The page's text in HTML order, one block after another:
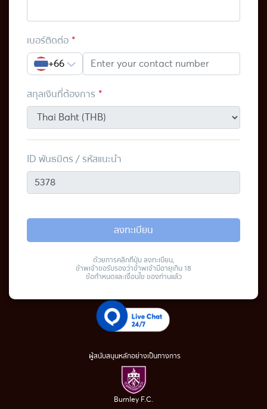
เบอร์ติดต่อ
+66
สกุลเงินที่ต้องการ
ID พันธมิตร / รหัสแนะนำ
ลงทะเบียน
ด้วยการคลิกที่ปุ่ม ลงทะเบียน,
ข้าพเจ้าขอรับรองว่าข้าพเจ้ามีอายุเกิน 18
ข้อกำหนดและเงื่อนไข ของท่านแล้ว
ผู้สนับสนุนหลักอย่างเป็นทางการ
Burnley F.C.